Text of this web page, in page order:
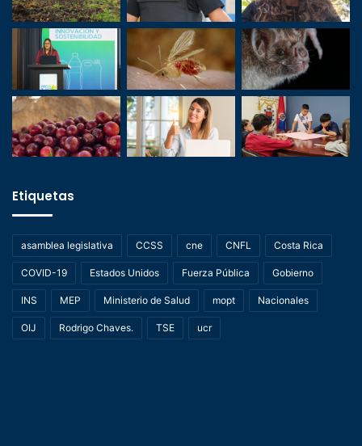
Etiquetas
asamblea legislativa CCSS cne CNFL Costa Rica
COVID-19 Estados Unidos Fuerza Pública Gobierno
INS MEP Ministerio de Salud mopt Nacionales
OIJ Rodrigo Chaves. TSE ucr